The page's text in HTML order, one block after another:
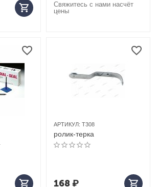
Свяжитесь с нами насчёт
цены
АРТИКУЛ: T308
ролик-терка
168₽